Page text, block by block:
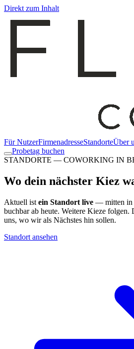
Direkt zum Inhalt
Für NutzerFirmenadresseStandorteÜber
Probetag buchen
STANDORTE — COWORKING IN
Wo dein nächster Kiez
Aktuell ist ein Standort live — mitten in
buchbar ab heute. Weitere Kieze folgen.
uns, wo wir als Nächstes hin sollen.
Standort ansehen